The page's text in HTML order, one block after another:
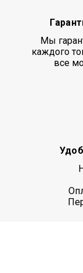
Мы
каждого
все